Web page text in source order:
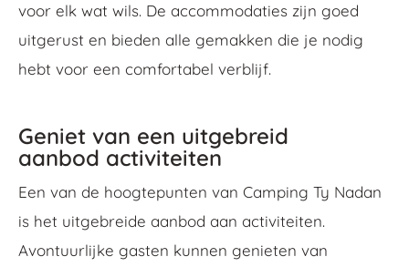
voor elk wat wils. De accommodaties zijn goed
uitgerust en bieden alle gemakken die je nodig
hebt voor een comfortabel verblijf.
Geniet van een uitgebreid
aanbod activiteiten
Een van de hoogtepunten van Camping Ty Nadan
is het uitgebreide aanbod aan activiteiten.
Avontuurlijke gasten kunnen genieten van